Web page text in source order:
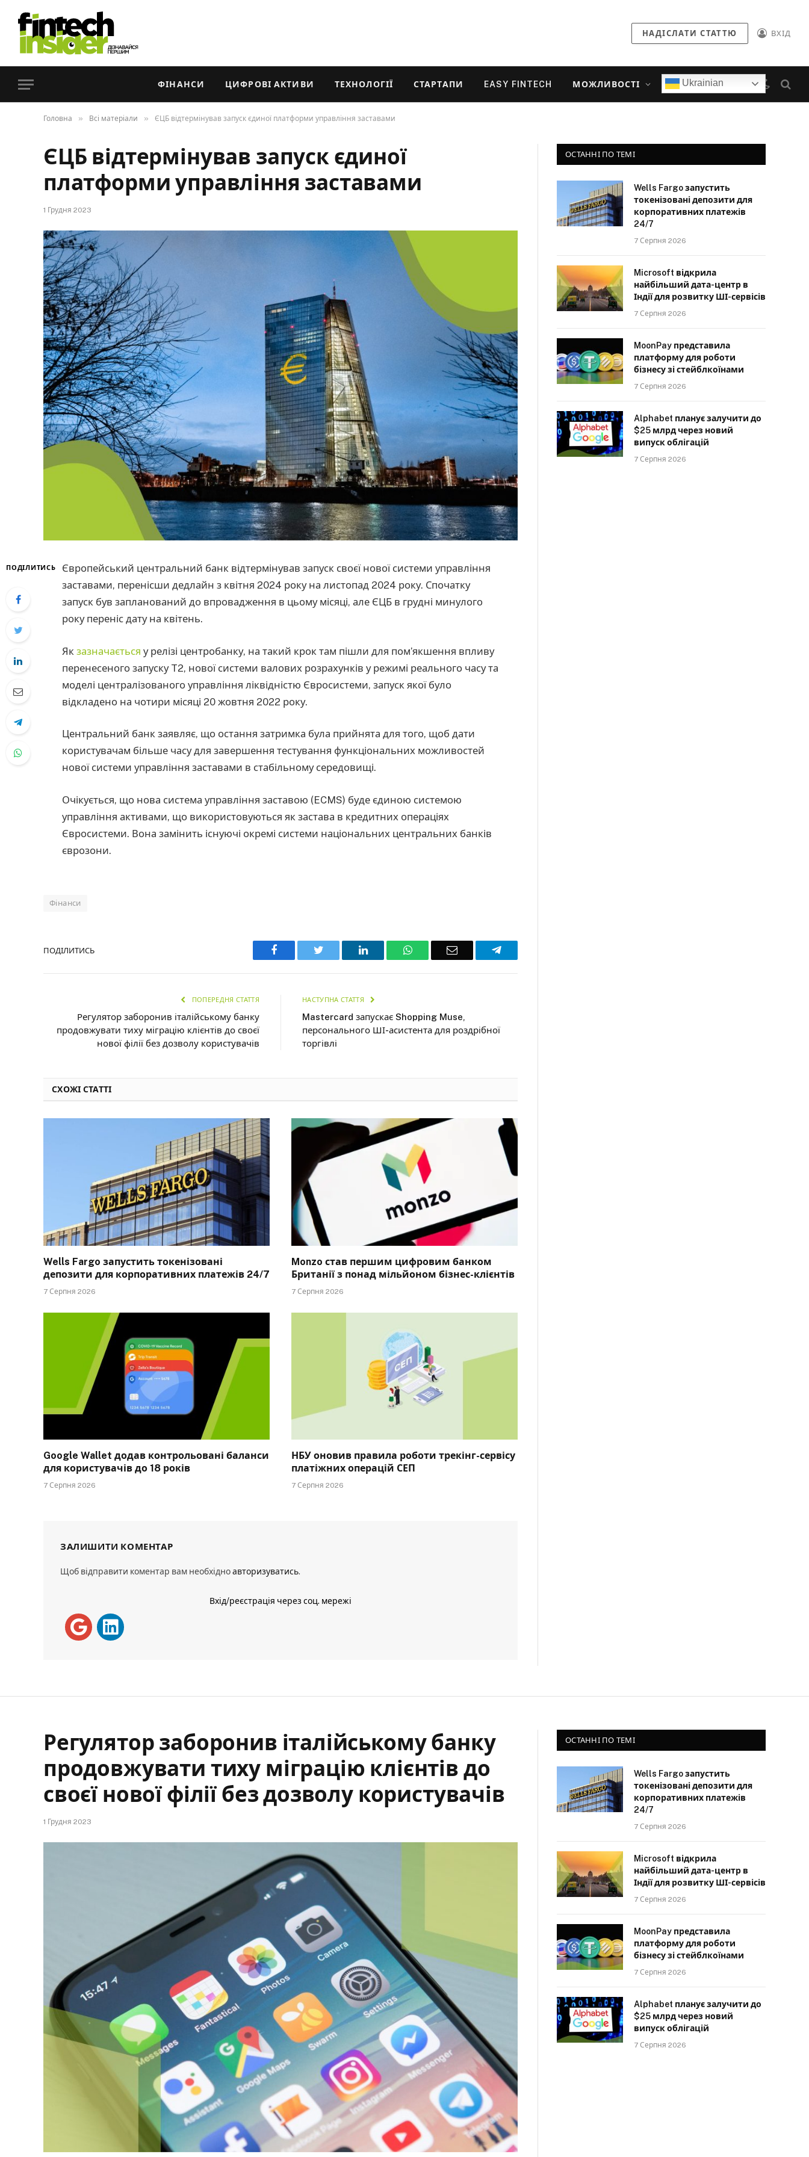
НАДІСЛАТИ СТАТТЮ ВХІД
ФІНАНСИ ЦИФРОВІ АКТИВИ ТЕХНОЛОГІЇ СТАРТАПИ EASY FINTECH МОЖЛИВОСТІ Ukrainian
Головна » Всі матеріали » ЄЦБ відтермінував запуск єдиної платформи управління заставами
ЄЦБ відтермінував запуск єдиної
платформи управління заставами
1 Грудня 2023
ПОДІЛИТИСЬ
Європейський центральний банк відтермінував запуск своєї нової системи управління
заставами, перенісши дедлайн з квітня 2024 року на листопад 2024 року. Спочатку
запуск був запланований до впровадження в цьому місяці, але ЄЦБ в грудні минулого
року переніс дату на квітень.
Як зазначається у релізі центробанку, на такий крок там пішли для пом’якшення впливу
перенесеного запуску T2, нової системи валових розрахунків у режимі реального часу та
моделі централізованого управління ліквідністю Євросистеми, запуск якої було
відкладено на чотири місяці 20 жовтня 2022 року.
Центральний банк заявляє, що остання затримка була прийнята для того, щоб дати
користувачам більше часу для завершення тестування функціональних можливостей
нової системи управління заставами в стабільному середовищі.
Очікується, що нова система управління заставою (ECMS) буде єдиною системою
управління активами, що використовуються як застава в кредитних операціях
Євросистеми. Вона замінить існуючі окремі системи національних центральних банків
єврозони.
Фінанси
ПОДІЛИТИСЬ Facebook Twitter LinkedIn WhatsAppEmail Telegram
ПОПЕРЕДНЯ СТАТТЯ
Регулятор заборонив італійському банку
продовжувати тиху міграцію клієнтів до своєї
нової філії без дозволу користувачів
НАСТУПНА СТАТТЯ
Mastercard запускає Shopping Muse,
персонального ШІ-асистента для роздрібної
торгівлі
СХОЖІ СТАТТІ
Wells Fargo запустить токенізовані
депозити для корпоративних платежів 24/7
7 Серпня 2026
Monzo став першим цифровим банком
Британії з понад мільйоном бізнес-клієнтів
7 Серпня 2026
Google Wallet додав контрольовані баланси
для користувачів до 18 років
7 Серпня 2026
НБУ оновив правила роботи трекінг-сервісу
платіжних операцій СЕП
7 Серпня 2026
ЗАЛИШИТИ КОМЕНТАР
Щоб відправити коментар вам необхідноавторизуватись.
Вхід/реєстрація через соц. мережі
ОСТАННІ ПО ТЕМІ
Wells Fargo запустить
токенізовані депозити для
корпоративних платежів
24/7
7 Серпня 2026
Microsoft відкрила
найбільший дата-центр в
Індії для розвитку ШІ-сервісів
7 Серпня 2026
MoonPay представила
платформу для роботи
бізнесу зі стейблкоїнами
7 Серпня 2026
Alphabet планує залучити до
$25 млрд через новий
випуск облігацій
7 Серпня 2026
Регулятор заборонив італійському банку
продовжувати тиху міграцію клієнтів до
своєї нової філії без дозволу користувачів
1 Грудня 2023
ОСТАННІ ПО ТЕМІ
Wells Fargo запустить
токенізовані депозити для
корпоративних платежів
24/7
7 Серпня 2026
Microsoft відкрила
найбільший дата-центр в
Індії для розвитку ШІ-сервісів
7 Серпня 2026
MoonPay представила
платформу для роботи
бізнесу зі стейблкоїнами
7 Серпня 2026
Alphabet планує залучити до
$25 млрд через новий
випуск облігацій
7 Серпня 2026